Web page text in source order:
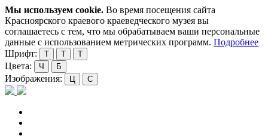
Мы используем cookie. Во время посещения сайта
Красноярского краевого краеведческого музея вы
соглашаетесь с тем, что мы обрабатываем ваши персональные
данные с использованием метрических программ. Подробнее
Шрифт:
Т Т Т
Цвета: Ч Б
Изображения: Ц С